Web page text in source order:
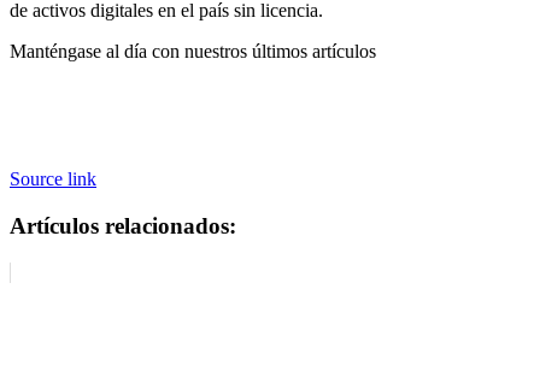
de activos digitales en el país sin licencia.
Manténgase al día con nuestros últimos artículos
Source link
Artículos relacionados: